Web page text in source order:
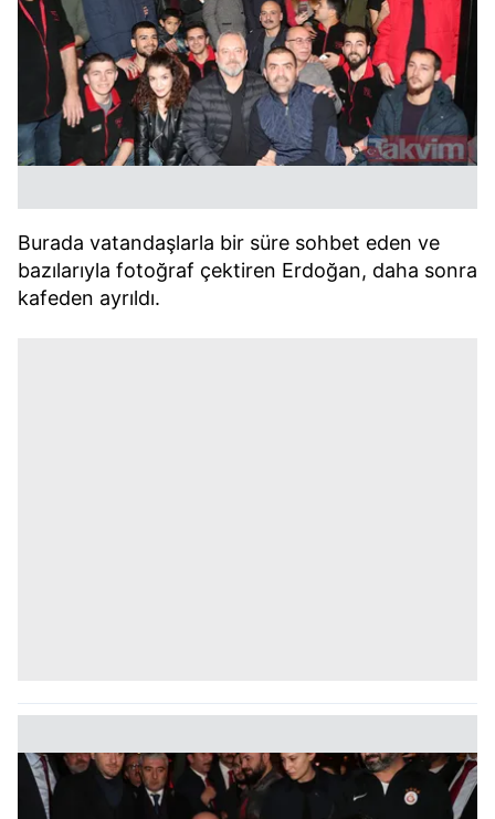
Burada vatandaşlarla bir süre sohbet eden ve
bazılarıyla fotoğraf çektiren Erdoğan, daha sonra
kafeden ayrıldı.